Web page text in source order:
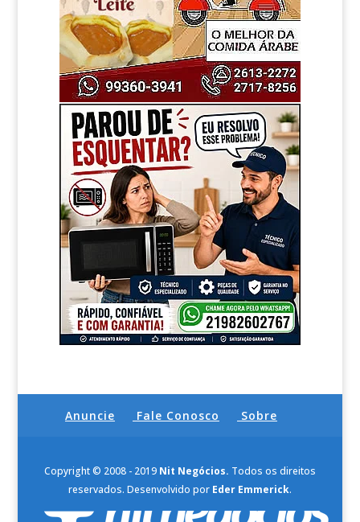
Anuncie Fale Conosco Sobre
Copyright © 2008 - 2019 Nit Negócios. Todos os direitos
reservados. Desenvolvido por Eder Emmerick.